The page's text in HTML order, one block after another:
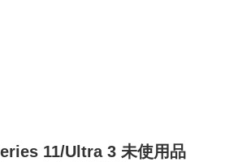
11/Ultra 3 未使用品